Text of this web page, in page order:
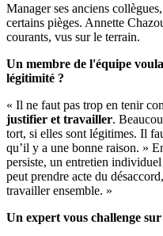
Manager ses anciens
certains pièges. Annette
courants, vus sur le terrain.
Un membre de l'équipe
légitimité ?
« Il ne faut pas trop en tenir
justifier et travailler.
tort, si elles sont légitimes. Il
qu’il y a une bonne raison. »
persiste, un entretien
peut prendre acte du
travailler ensemble. »
Un expert vous challenge